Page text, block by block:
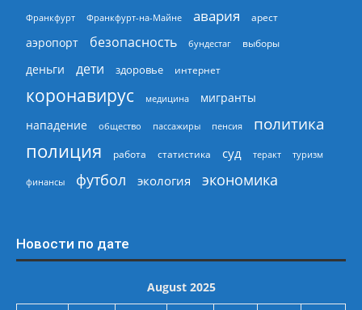
Франкфурт Франкфурт-на-Майне авария арест
аэропорт безопасность бундестаг выборы
деньги дети здоровье интернет
коронавирус медицина
мигранты
нападение
общество пассажиры пенсия политика
полиция работа статистика суд теракт туризм
финансы футбол экология экономика
Новости по дате
August 2025